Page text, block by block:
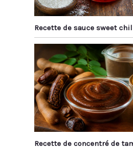
Recette de sauce sweet
Recette de concentré de